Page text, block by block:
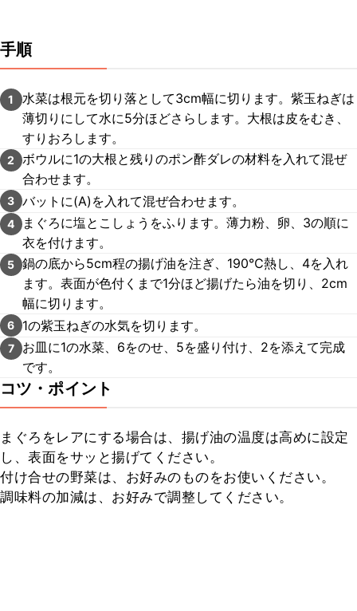
手順
1
水菜は根元を切り落として3cm幅に切ります。紫玉ねぎは
薄切りにして水に5分ほどさらします。大根は皮をむき、
すりおろします。
2
ボウルに1の大根と残りのポン酢ダレの材料を入れて混ぜ
合わせます。
3 バットに(A)を入れて混ぜ合わせます。
4
まぐろに塩とこしょうをふります。薄力粉、卵、3の順に
衣を付けます。
5 鍋の底から5cm程の揚げ油を注ぎ、190℃熱し、4を入れ
ます。表面が色付くまで1分ほど揚げたら油を切り、2cm
幅に切ります。
6 1の紫玉ねぎの水気を切ります。
7
お皿に1の水菜、6をのせ、5を盛り付け、2を添えて完成
です。
コツ・ポイント
まぐろをレアにする場合は、揚げ油の温度は高めに設定
し、表面をサッと揚げてください。
付け合せの野菜は、お好みのものをお使いください。
調味料の加減は、お好みで調整してください。